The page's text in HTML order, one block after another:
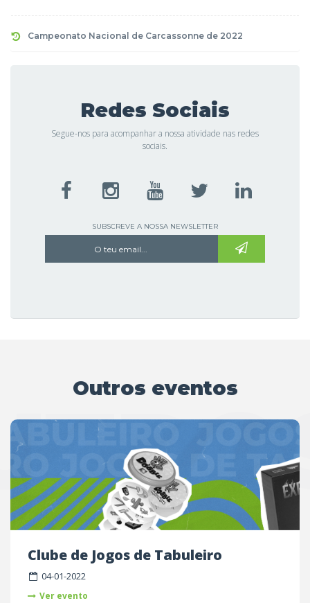
Campeonato Nacional de Carcassonne de 2022
Redes Sociais
Segue-nos para acompanhar a nossa atividade nas redes
sociais.
SUBSCREVE A NOSSA NEWSLETTER
Outros eventos
Clube de Jogos de Tabuleiro
04-01-2022
Ver evento